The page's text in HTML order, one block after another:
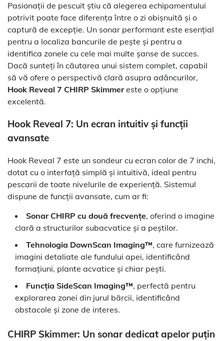
Pasionații de pescuit știu că alegerea echipamentului
potrivit poate face diferența între o zi obișnuită și o
captură de excepție. Un sonar performant este esențial
pentru a localiza bancurile de pește și pentru a
identifica zonele cu cele mai multe șanse de succes.
Dacă sunteți în căutarea unui sistem complet, capabil
să vă ofere o perspectivă clară asupra adâncurilor,
Hook Reveal 7 CHIRP Skimmereste o opțiune
excelentă.
Hook Reveal 7: Un ecran intuitiv și funcții
avansate
Hook Reveal 7 este un sondeur cu ecran color de 7 inchi,
dotat cu o interfață simplă și intuitivă, ideal pentru
pescarii de toate nivelurile de experiență. Sistemul
dispune de funcții avansate, cum ar fi:
Sonar CHIRP cu două frecvențe, oferind o imagine
clară a structurilor subacvatice și a peștilor.
Tehnologia DownScan Imaging™, care furnizează
imagini detaliate ale fundului apei, identificând
formațiuni, plante acvatice și chiar pești.
Funcția SideScan Imaging™, perfectă pentru
explorarea zonei din jurul bărcii, identificând
obstacole și zone de interes.
CHIRP Skimmer: Un sonar dedicat apelor puțin